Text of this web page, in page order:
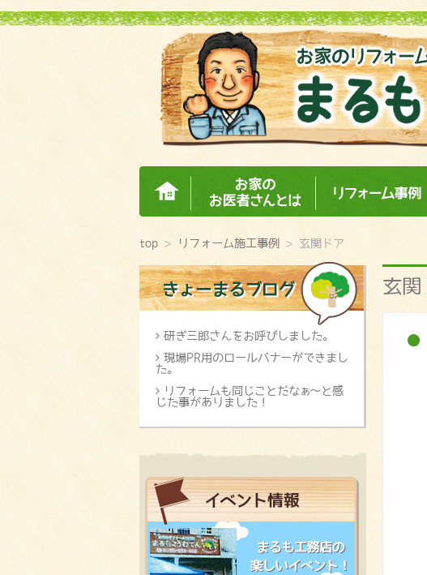
top > リフォーム施工事例 > 玄関ドア
玄関
研ぎ三郎さんをお呼びしました。
現場PR用のロールバナーができまし
た。
リフォームも同じことだなぁ～と感
じた事がありました！